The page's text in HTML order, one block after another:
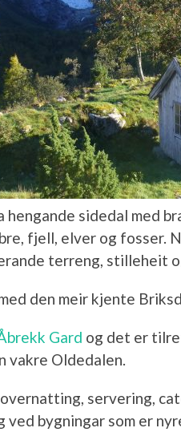
hengande sidedal med
fjell, elver og fosser.
terreng, stilleheit
den meir kjente
Gard og det er
vakre Oldedalen.
servering,
bygningar som er